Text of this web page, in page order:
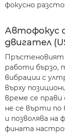
фокусно
Автофокус
двигател
Пръстеновият
работи бързо,
вибрации с
върху
време се
не се върти
и позволява
фината